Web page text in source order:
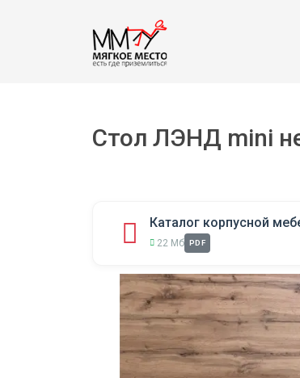
Стол ЛЭНД mini
Каталог корпусной
22 Мб PDF